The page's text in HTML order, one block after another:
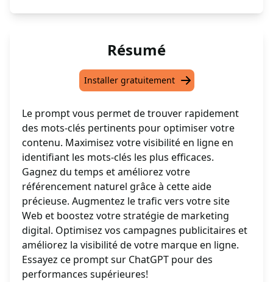
Résumé
Installer gratuitement
Le prompt vous permet de trouver rapidement
des mots-clés pertinents pour optimiser votre
contenu. Maximisez votre visibilité en ligne en
identifiant les mots-clés les plus efficaces.
Gagnez du temps et améliorez votre
référencement naturel grâce à cette aide
précieuse. Augmentez le trafic vers votre site
Web et boostez votre stratégie de marketing
digital. Optimisez vos campagnes publicitaires et
améliorez la visibilité de votre marque en ligne.
Essayez ce prompt sur ChatGPT pour des
performances supérieures!